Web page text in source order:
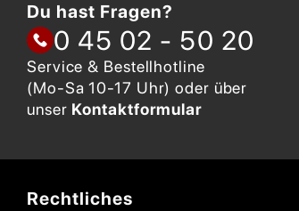
Du hast Fragen?
0 45 02 - 50 20
Service & Bestellhotline
(Mo-Sa 10-17 Uhr) oder über
unser Kontaktformular
Rechtliches